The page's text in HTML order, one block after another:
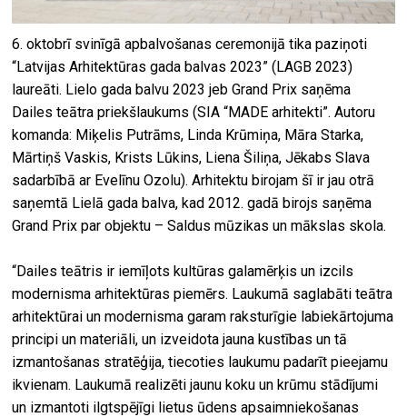
6. oktobrī svinīgā apbalvošanas ceremonijā tika paziņoti
“Latvijas Arhitektūras gada balvas 2023” (LAGB 2023)
laureāti. Lielo gada balvu 2023 jeb Grand Prix saņēma
Dailes teātra priekšlaukums (SIA “MADE arhitekti”. Autoru
komanda: Miķelis Putrāms, Linda Krūmiņa, Māra Starka,
Mārtiņš Vaskis, Krists Lūkins, Liena Šiliņa, Jēkabs Slava
sadarbībā ar Evelīnu Ozolu). Arhitektu birojam šī ir jau otrā
saņemtā Lielā gada balva, kad 2012. gadā birojs saņēma
Grand Prix par objektu – Saldus mūzikas un mākslas skola.
“Dailes teātris ir iemīļots kultūras galamērķis un izcils
modernisma arhitektūras piemērs. Laukumā saglabāti teātra
arhitektūrai un modernisma garam raksturīgie labiekārtojuma
principi un materiāli, un izveidota jauna kustības un tā
izmantošanas stratēģija, tiecoties laukumu padarīt pieejamu
ikvienam. Laukumā realizēti jaunu koku un krūmu stādījumi
un izmantoti ilgtspējīgi lietus ūdens apsaimniekošanas